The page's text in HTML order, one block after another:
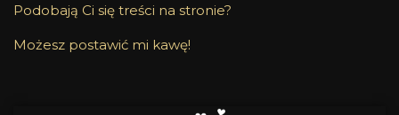
Podobają Ci się treści na stronie?
Możesz postawić mi kawę!